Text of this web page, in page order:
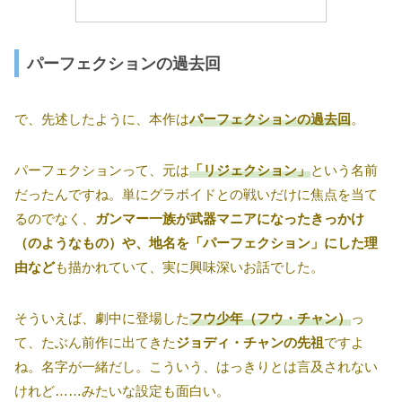
パーフェクションの過去回
で、先述したように、本作はパーフェクションの過去回。
パーフェクションって、元は「リジェクション」という名前
だったんですね。単にグラボイドとの戦いだけに焦点を当て
るのでなく、 ガンマー一族が武器マニアになったきっかけ
（のようなもの）や、地名を「パーフェクション」にした理
由なども描かれていて、実に興味深いお話でした。
そういえば、劇中に登場したフウ少年（フウ・チャン）っ
て、たぶん前作に出てきたジョディ・チャンの先祖ですよ
ね。名字が一緒だし。こういう、はっきりとは言及されない
けれど……みたいな設定も面白い。